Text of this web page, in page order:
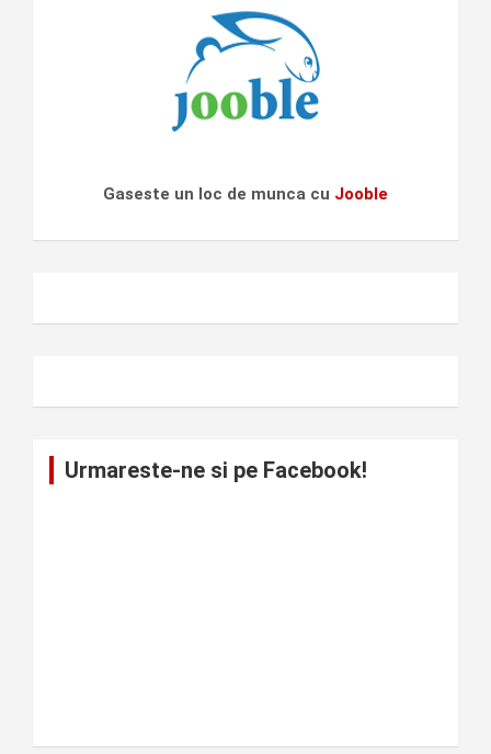
Gaseste un loc de munca cu Jooble
Urmareste-ne si pe Facebook!